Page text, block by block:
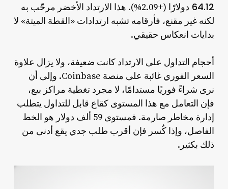
64.12 دولارًا
(+2.09%). هذا الارتداد الأخضر مرحّب به
لكنه غير مقنع، فأرقامه تشبه ارتدادات «القطة الميتة» لا
بدايات انعكاس حقيقي.
أحجام التداول على الارتداد كانت ضعيفة، ولا يزال علاوة
السعر الفوري غائبة على منصة Coinbase. وإلى أن
نرى شراءً فوريًا مستدامًا، لا مجرد تغطية مراكز بيع،
فإن التعامل مع هذا المستوى كقاع قابل للتداول يتطلب
إدارة مخاطر صارمة. فمستوى 59 ألف دولار هو الخط
الفاصل، وإذا كُسر فإن أقرب طلب جدي يقع أدنى من
ذلك بكثير.